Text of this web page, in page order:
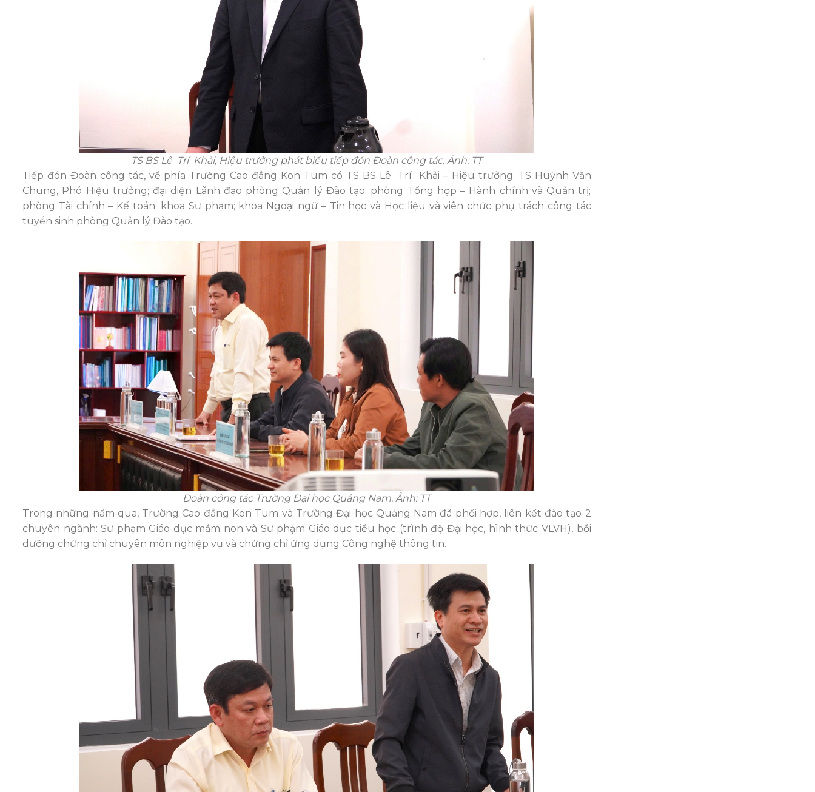
TS BS Lê Trí Khải, Hiệu trưởng phát biểu tiếp đón Đoàn công tác. Ảnh: TT
Tiếp đón Đoàn công tác, về phía Trường Cao đẳng Kon Tum có TS BS Lê Trí Khải – Hiệu trưởng; TS Huỳnh Văn
Chung, Phó Hiệu trưởng; đại diện Lãnh đạo phòng Quản lý Đào tạo; phòng Tổng hợp – Hành chính và Quản trị;
phòng Tài chính – Kế toán; khoa Sư phạm; khoa Ngoại ngữ – Tin học và Học liệu và viên chức phụ trách công tác
tuyển sinh phòng Quản lý Đào tạo.
Đoàn công tác Trường Đại học Quảng Nam. Ảnh: TT
Trong những năm qua, Trường Cao đẳng Kon Tum và Trường Đại học Quảng Nam đã phối hợp, liên kết đào tạo 2
chuyên ngành: Sư phạm Giáo dục mầm non và Sư phạm Giáo dục tiểu học (trình độ Đại học, hình thức VLVH), bồi
dưỡng chứng chỉ chuyên môn nghiệp vụ và chứng chỉ ứng dụng Công nghệ thông tin.